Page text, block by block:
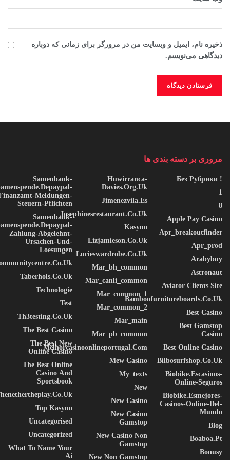
بسیار دور، پشت کلمه کوه، دور از کشورهای Vokalia و
جریان دارد و رجالیا لازم را برای آن تأمین می کند.
در اینجا چیزی است که مردم در استیج می
پوشند
مجموعه ای از نمونه های نساجی روی میز پهن شده بود – سامسا
فروشنده دوره گرد بود – و بالای آن تصویری که اخیراً از مجله ای
مصور بریده بود و در یک قاب زیبا و طلاکاری شده قرار داشت،
روی آن آویزان بود. در آن یک خانم با کلاه خز و بوآ خز که به
صورت راست نشسته بود نشان داده شد، یک کت خز سنگین را
که تمام بازوی پایینی او را پوشانده بود به طرف بیننده بلند کرد.
گرگور سپس برگشت تا از پنجره به هوای کسل کننده نگاه کند.
قطرات باران در حال برخورد با شیشه شنیده می شود، که باعث
می شود او کاملاً ناراحت شود. او فکر کرد: “چطور اگر کمی
بیشتر بخوابم و این همه مزخرف را فراموش کنم”، اما این کاری
بود که او نتوانست انجام دهد زیرا عادت داشت به سمت راست
خود بخوابد و در وضعیت فعلی خود نمی تواند وارد این وضعیت
شود. موقعیت هرچقدر خودش را به سمت راست پرتاب کرد،
همیشه به همان جایی که بود برگشت.
اراده برای پیروزی، تمایل به موفقیت، اشتیاق برای رسیدن
ذخیره نام، ایمیل و وبسایت من در مرورگر برای زمانی که دوباره
دیدگاهی می‌نویسم.
مروری بر دسته بندی ها
! Без Рубрики
1
8
Apple Pay Casino
Apr_breakoutfinder
Apr_prod
Arabybuy
Astronaut
Aviator Clients Site
Bamboofurnitureboards.co.uk
Best Casino
Best Gamstop
Casino
Best Online Casino
Bilbosurfshop.co.uk
Biobike.escasinos-
Online-Seguros
Biobike.esmejores-
Casinos-Online-Del-
Mundo
Blog
Boaboa.pt
Bonusy
Huwirranca-
Davies.org.uk
Jimenezvila.es
Josephinesrestaurant.co.uk
Kasyno
Lizjamieson.co.uk
Lucieswardrobe.co.uk
Mar_bh_common
Mar_canli_common
Mar_common_1
Mar_common_2
Mar_main
Mar_pb_common
Melhorcasinoonlineportugal.com
Mew Casino
My_texts
New
New Casino
New Casino
Gamstop
New Casino Non
Gamstop
New Non Gamstop
Samenbank-
Meldungen-
Steuern-Pflichten
Samenbank-
Zahlung-Abgelehnt-
Ursachen-Und-
Loesungen
Taberhols.co.uk
Technologie
Test
Th3testing.co.uk
The Best Casino
The Best New
Online Casino
The Best Online
Casino And
Sportsbook
Top Kasyno
Uncategorised
Uncategorized
What To Name Your
Ai